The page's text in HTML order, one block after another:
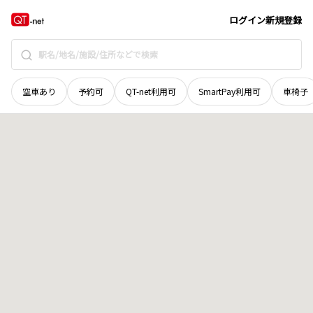
ログイン新規登録
空車あり 予約可 QT-net利用可 SmartPay利用可 車椅子
滋賀県